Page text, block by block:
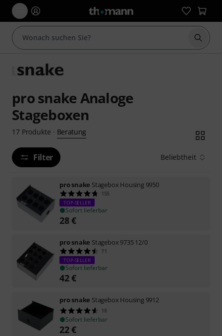
Suche
pro snake Analoge
Stageboxen
17 Produkte · Beratung
Filter Beliebtheit
pro snake Stagebox Housing 9950
155
TOP-SELLER
Sofort lieferbar
28€
pro snake Stagebox 9735 12/0
71
TOP-SELLER
Sofort lieferbar
42€
pro snake Stagebox Housing 9912
18
Sofort lieferbar
22€